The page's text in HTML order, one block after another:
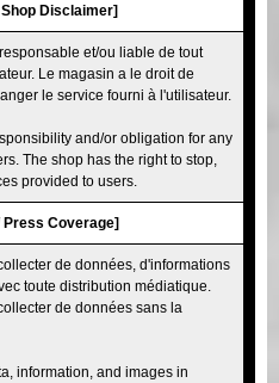
Disclaimer]
et/ou liable de tout
Le magasin a le droit de
le service fourni à l'utilisateur.
and/or obligation for any
The shop has the right to stop,
provided to users.
Coverage]
de données, d'informations
toute distribution médiatique.
de données sans la
information, and images in